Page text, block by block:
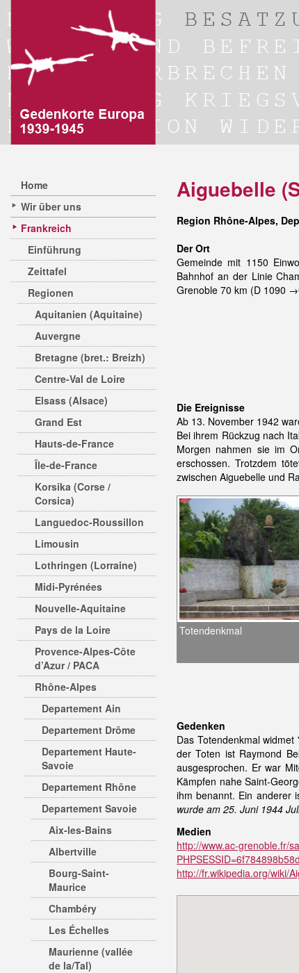
Home
Wir über uns
Frankreich
Einführung
Zeittafel
Regionen
Aquitanien (Aquitaine)
Auvergne
Bretagne (bret.: Breizh)
Centre-Val de Loire
Elsass (Alsace)
Grand Est
Hauts-de-France
Île-de-France
Korsika (Corse /
Corsica)
Languedoc-Roussillon
Limousin
Lothringen (Lorraine)
Midi-Pyrénées
Nouvelle-Aquitaine
Pays de la Loire
Provence-Alpes-Côte
d’Azur / PACA
Rhône-Alpes
Departement Ain
Departement Drôme
Departement Haute-
Savoie
Departement Rhône
Departement Savoie
Aix-les-Bains
Albertville
Bourg-Saint-
Maurice
Chambéry
Les Échelles
Maurienne (vallée
de la/Tal)
Aiguebelle
Region Rhône-Alpes,
Der Ort
Gemeinde mit 1150
Bahnhof an der Linie
Grenoble 70 km (D 1090
Die Ereignisse
Ab 13. November 1942
Bei ihrem Rückzug nach
Morgen nahmen sie im
erschossen. Trotzdem
zwischen Aiguebelle und
Totendenkmal
Gedenken
Das Totendenkmal widmet '
der Toten ist Raymond
ausgesprochen. Er war
Kämpfen nahe Saint-
ihm benannt. Ein anderer
wurde am 25. Juni 1944
Medien
http://www.ac-grenoble.fr/
http://fr.wikipedia.org/wiki/